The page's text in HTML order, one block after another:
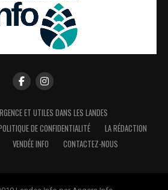
ET UTILES DANS LES LANDES
DE CONFIDENTIALITÉ
LA RÉDACTION
VENDÉE INFO CONTACTEZ-NOUS